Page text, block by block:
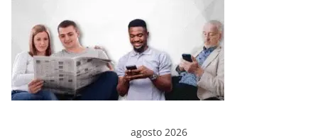
agosto 2026